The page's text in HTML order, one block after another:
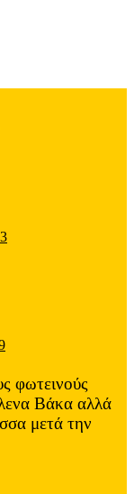
φωτεινούς
Βάκα αλλά
μετά την